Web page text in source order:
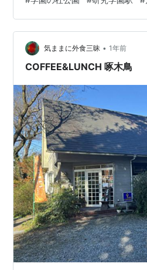
の田んぼでパシャリ📷 黄色い稲
「豊里の杜」まで来ました。「
い木彫りのふくろう発見。…
気ままに外食三昧 • 1年前
COFFEE&LUNCH 啄木鳥